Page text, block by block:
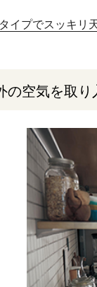
イプでスッキリ
の空気を取